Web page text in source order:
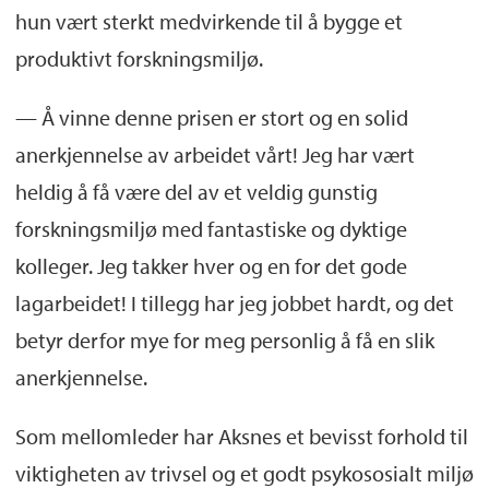
hun vært sterkt medvirkende til å bygge et
produktivt forskningsmiljø.
— Å vinne denne prisen er stort og en solid
anerkjennelse av arbeidet vårt! Jeg har vært
heldig å få være del av et veldig gunstig
forskningsmiljø med fantastiske og dyktige
kolleger. Jeg takker hver og en for det gode
lagarbeidet! I tillegg har jeg jobbet hardt, og det
betyr derfor mye for meg personlig å få en slik
anerkjennelse.
Som mellomleder har Aksnes et bevisst forhold til
viktigheten av trivsel og et godt psykososialt miljø